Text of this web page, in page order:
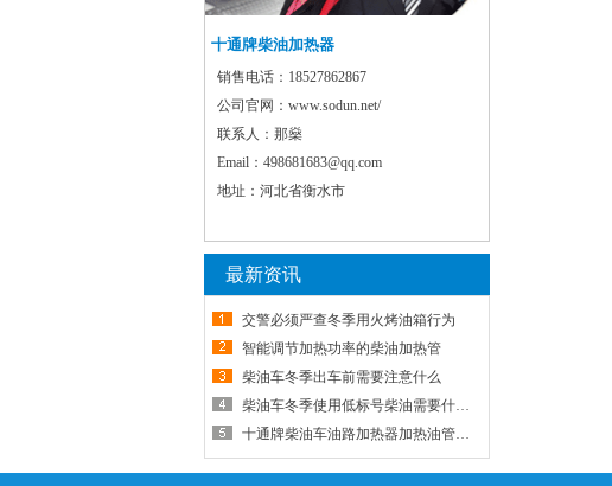
十通牌柴油加热器
销售电话： 18527862867
公司官网： www.sodun.net/
联系人： 那燊
Email： 498681683@qq.com
地址： 河北省衡水市
最新资讯
交警必须严查冬季用火烤油箱行为
智能调节加热功率的柴油加热管
柴油车冬季出车前需要注意什么
柴油车冬季使用低标号柴油需要什么条件
十通牌柴油车油路加热器加热油管怎样接